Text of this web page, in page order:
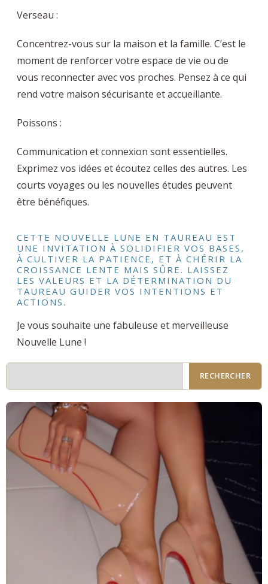
Verseau :
Concentrez-vous sur la maison et la famille. C’est le
moment de renforcer votre espace de vie ou de
vous reconnecter avec vos proches. Pensez à ce qui
rend votre maison sécurisante et accueillante.
Poissons :
Communication et connexion sont essentielles.
Exprimez vos idées et écoutez celles des autres. Les
courts voyages ou les nouvelles études peuvent
être bénéfiques.
CETTE NOUVELLE LUNE EN TAUREAU EST
UNE INVITATION À SOLIDIFIER VOS BASES,
À CULTIVER LA PATIENCE, ET À CHÉRIR LA
CROISSANCE LENTE MAIS SÛRE. LAISSEZ
LES VALEURS ET LA DÉTERMINATION DU
TAUREAU GUIDER VOS INTENTIONS ET
ACTIONS.
Je vous souhaite une fabuleuse et merveilleuse
Nouvelle Lune !
RECHERCHER